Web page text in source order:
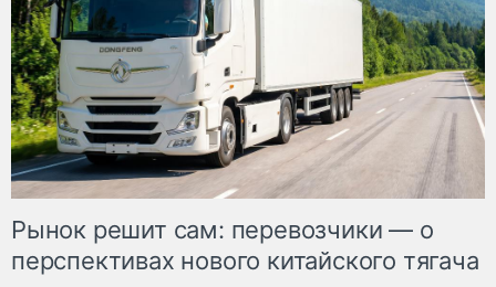
Рынок решит сам: перевозчики — о
перспективах нового китайского тягача